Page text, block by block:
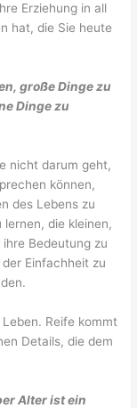
Erziehung in all
hat, die Sie heute
große Dinge zu
Dinge zu
nicht darum geht,
können,
des Lebens zu
die kleinen,
Bedeutung zu
Einfachheit zu
Reife kommt
Details, die dem
Alter ist ein